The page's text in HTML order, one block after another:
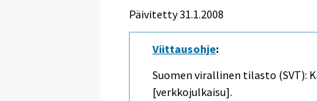
Päivitetty31.1.2008
Viittausohje:
Suomen virallinen tilasto (SVT):
[verkkojulkaisu].